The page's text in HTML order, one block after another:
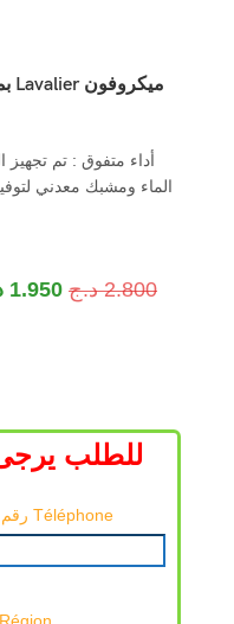
الماء ومشبك معدني
2.800 د.ج 1.950
للطلب
Téléphone رقم الهاتف